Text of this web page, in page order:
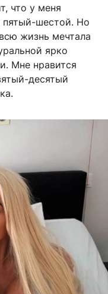
что у меня
пятый-шестой. Но
жизнь мечтала
ярко
Мне нравится
десятый